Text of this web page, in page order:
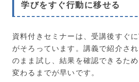
学びをすぐ行動に移せる
資料付きセミナーは、受講後すぐ
がそろっています。講義で紹介さ
のまま試し、結果を確認できるた
変わるまでが早いです。